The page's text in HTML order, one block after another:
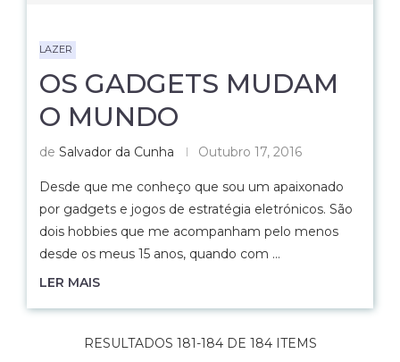
LAZER
OS GADGETS MUDAM
O MUNDO
de Salvador da Cunha Outubro 17, 2016
Desde que me conheço que sou um apaixonado
por gadgets e jogos de estratégia eletrónicos. São
dois hobbies que me acompanham pelo menos
desde os meus 15 anos, quando com …
LER MAIS
RESULTADOS 181-184 DE 184 ITEMS